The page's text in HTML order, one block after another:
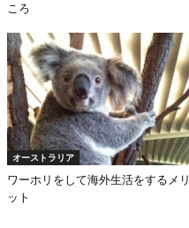
ころ
オーストラリア
ワーホリをして海外生活をするメリ
ット